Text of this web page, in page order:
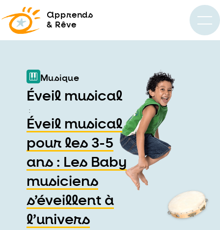
apprends
& Rêve
Musique
Éveil musical
:
Éveil musical
pour les 3-5
ans : Les Baby
musiciens
s’éveillent à
l’univers